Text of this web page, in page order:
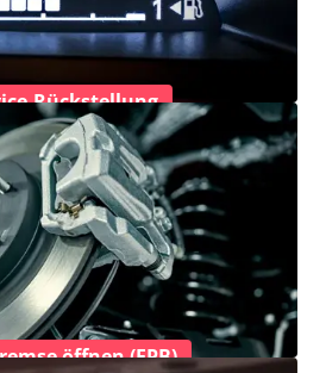
Rückstellung
öffnen (EPB)